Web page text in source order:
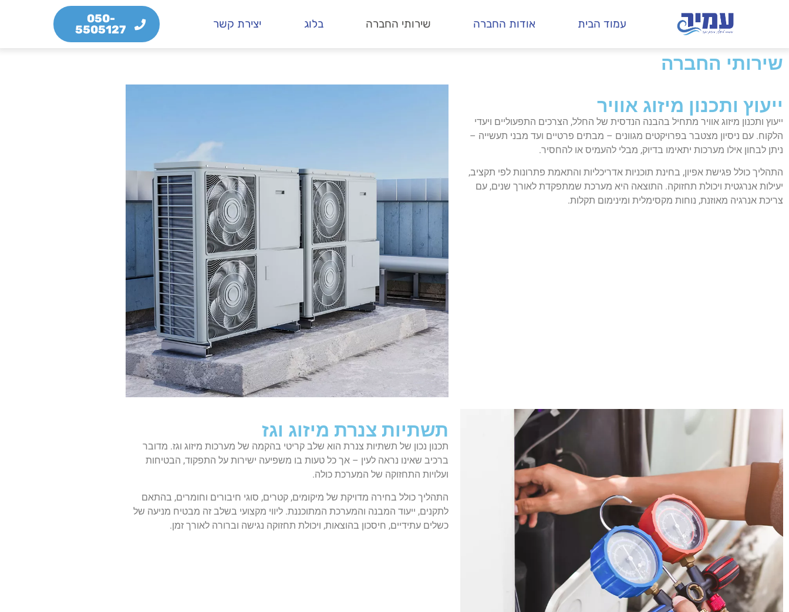
עמוד הבית אודות החברה שירותי החברה בלוג יצירת קשר
050-
5505127
שירותי החברה
ייעוץ ותכנון מיזוג אוויר
ייעוץ ותכנון מיזוג אוויר מתחיל בהבנה הנדסית של החלל, הצרכים התפעוליים ויעדי
הלקוח. עם ניסיון מצטבר בפרויקטים מגוונים – מבתים פרטיים ועד מבני תעשייה –
ניתן לבחון אילו מערכות יתאימו בדיוק, מבלי להעמיס או להחסיר.
התהליך כולל פגישת אפיון, בחינת תוכניות אדריכליות והתאמת פתרונות לפי תקציב,
יעילות אנרגטית ויכולת תחזוקה. התוצאה היא מערכת שמתפקדת לאורך שנים, עם
צריכת אנרגיה מאוזנת, נוחות מקסימלית ומינימום תקלות.
תשתיות צנרת מיזוג וגז
תכנון נכון של תשתיות צנרת הוא שלב קריטי בהקמה של מערכות מיזוג וגז. מדובר
ברכיב שאינו נראה לעין – אך כל טעות בו משפיעה ישירות על התפקוד, הבטיחות
ועלויות התחזוקה של המערכת כולה.
התהליך כולל בחירה מדויקת של מיקומים, קטרים, סוגי חיבורים וחומרים, בהתאם
לתקנים, ייעוד המבנה והמערכת המתוכננת. ליווי מקצועי בשלב זה מבטיח מניעה של
כשלים עתידיים, חיסכון בהוצאות, ויכולת תחזוקה נגישה וברורה לאורך זמן.